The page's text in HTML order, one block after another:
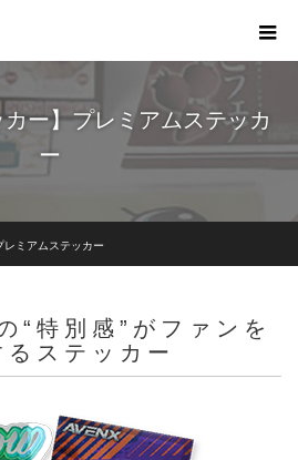
カー】プレミアムステッカ
ー
レミアムステッカー
“特別感”がファンを
るステッカー